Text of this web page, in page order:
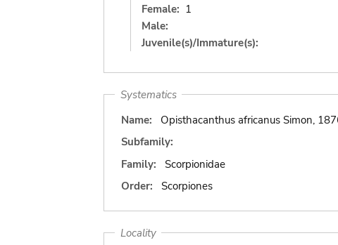
Female: 1
Male:
Juvenile(s)/Immature(s):
Systematics
Name:
Opisthacanthus africanus Simon,
Subfamily:
Family:
Scorpionidae
Order:
Scorpiones
Locality